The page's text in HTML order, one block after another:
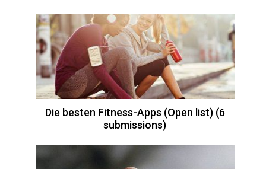
Die besten Fitness-Apps (Open list) (6
submissions)